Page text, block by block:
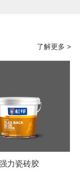
了解更多 >
力瓷砖胶